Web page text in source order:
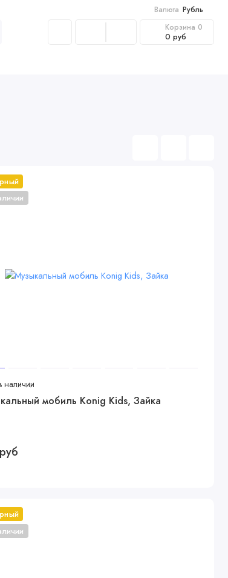
Валюта Рубль
Корзина 0
0 руб
наличии
мобиль Konig Kids, Зайка